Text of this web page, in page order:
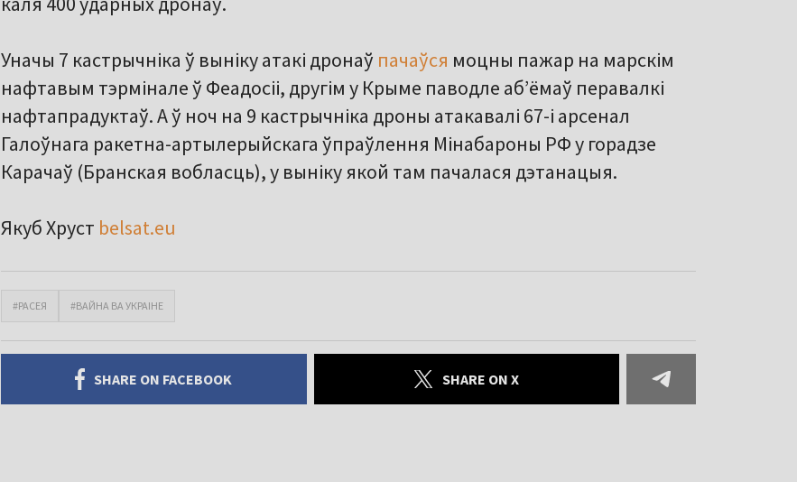
Уначы 7 кастрычніка ў выніку атакі дронаў пачаўся моцны пажар на марскім
нафтавым тэрмінале ў Феадосіі, другім у Крыме паводле аб’ёмаў перавалкі
нафтапрадуктаў. А ў ноч на 9 кастрычніка дроны атакавалі 67-і арсенал
Галоўнага ракетна-артылерыйскага ўпраўлення Мінабароны РФ у горадзе
Карачаў (Бранская вобласць), у выніку якой там пачалася дэтанацыя.
Якуб Хруст belsat.eu
#РАСЕЯ #ВАЙНА ВА УКРАІНЕ
SHARE ON FACEBOOK SHARE ON X